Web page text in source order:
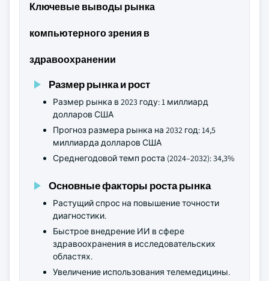
Ключевые выводы рынка
компьютерного зрения в
здравоохранении
Размер рынка и рост
Размер рынка в 2023 году: 1 миллиард
долларов США
Прогноз размера рынка на 2032 год: 14,5
миллиарда долларов США
Среднегодовой темп роста (2024–2032): 34,3%
Основные факторы роста рынка
Растущий спрос на повышение точности
диагностики.
Быстрое внедрение ИИ в сфере
здравоохранения в исследовательских
областях.
Увеличение использования телемедицины.